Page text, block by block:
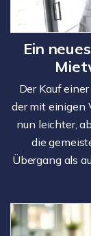
Ein
Der Kauf
der mit einigen
nun leichter,
die
Übergang als